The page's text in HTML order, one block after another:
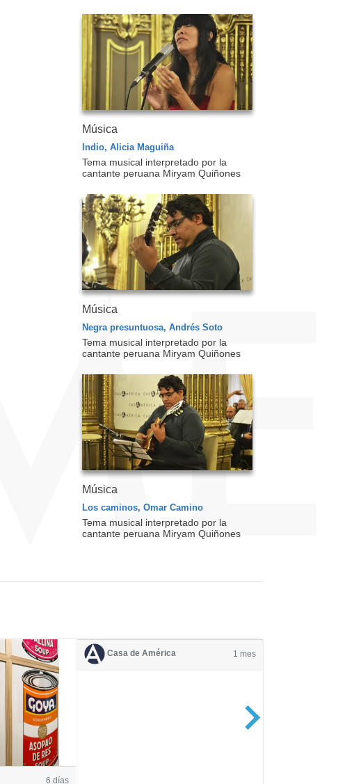
Música
Indio, Alicia Maguiña
Tema musical interpretado por la
cantante peruana Miryam Quiñones
Música
Negra presuntuosa, Andrés Soto
Tema musical interpretado por la
cantante peruana Miryam Quiñones
Música
Los caminos, Omar Camino
Tema musical interpretado por la
cantante peruana Miryam Quiñones
6 días
Casa de América 1 mes